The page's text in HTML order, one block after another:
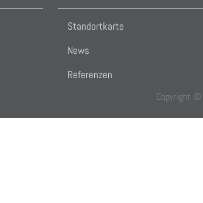
Standortkarte
News
Referenzen
Copyright ©